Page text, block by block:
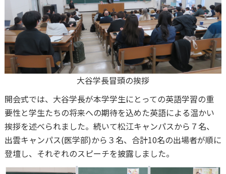
大谷学長冒頭の挨拶
開会式では、大谷学長が本学学生にとっての英語学習の重
要性と学生たちの将来への期待を込めた英語による温かい
挨拶を述べられました。続いて松江キャンパスから７名、
出雲キャンパス(医学部)から３名、合計10名の出場者が順に
登壇し、それぞれのスピーチを披露しました。